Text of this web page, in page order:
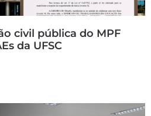
civil pública do MPF
da UFSC